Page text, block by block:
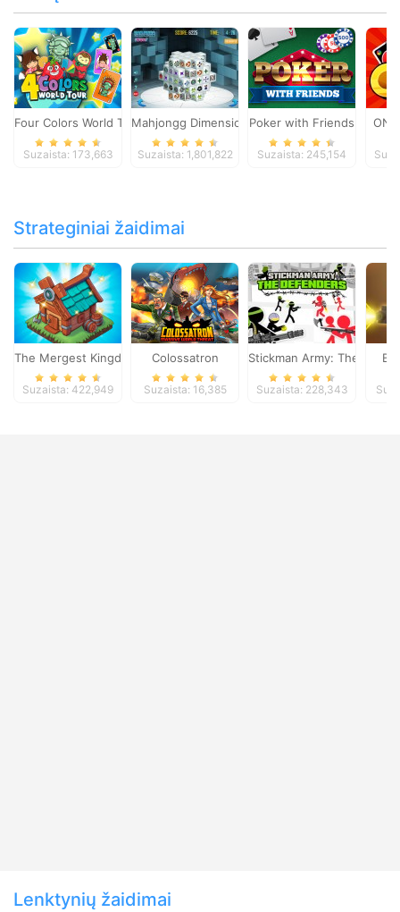
Four Colors World Tour
Suzaista: 173,663
Mahjongg Dimensions
Suzaista: 1,801,822
Poker with Friends
Suzaista: 245,154
Strateginiai žaidimai
The Mergest Kingdom
Suzaista: 422,949
Colossatron
Suzaista: 16,385
Stickman Army: The
Suzaista: 228,343
Lenktynių žaidimai